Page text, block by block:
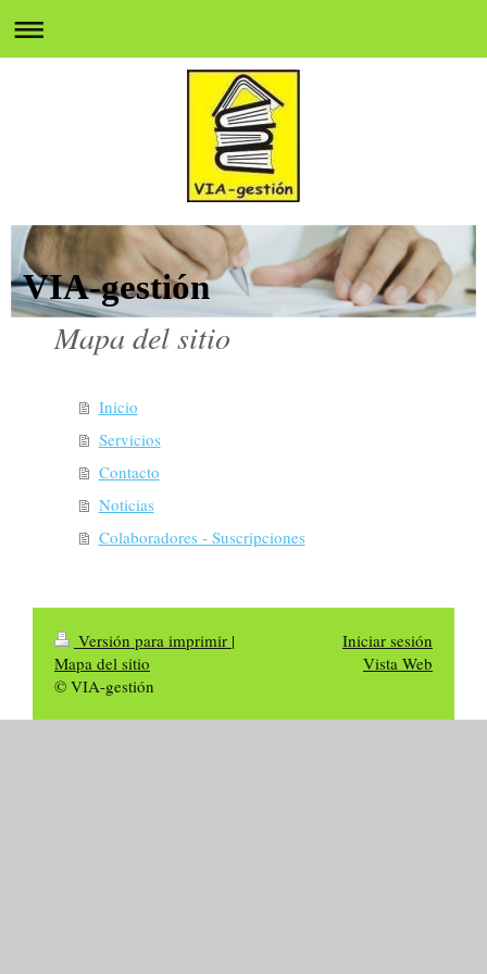
VIA-gestión
Mapa del sitio
Inicio
Servicios
Contacto
Noticias
Colaboradores - Suscripciones
Versión para imprimir |
Mapa del sitio
© VIA-gestión
Iniciar sesión
Vista Web